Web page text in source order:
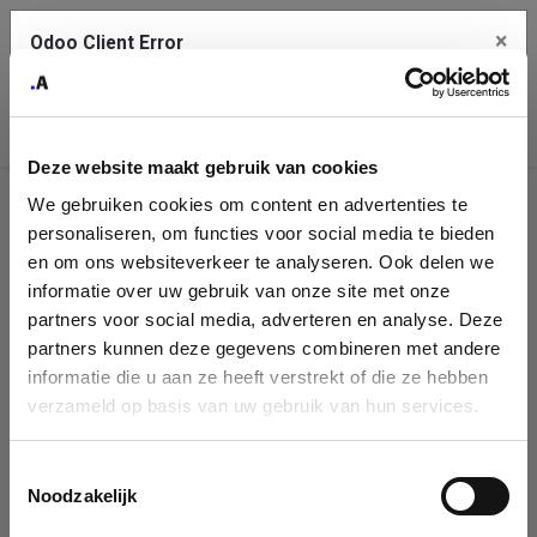
Deze website maakt gebruik van cookies
We gebruiken cookies om content en advertenties te
personaliseren, om functies voor social media te bieden
en om ons websiteverkeer te analyseren. Ook delen we
informatie over uw gebruik van onze site met onze
partners voor social media, adverteren en analyse. Deze
partners kunnen deze gegevens combineren met andere
informatie die u aan ze heeft verstrekt of die ze hebben
verzameld op basis van uw gebruik van hun services.
Noodzakelijk
Company
Identification
Please fill in your company details
You can search a company in our database by name, VAT or
enterprise ID. When a company is selected it will auto-complete the
form. If you don't find your company in our database, you can create
Odoo Client Error ×
service.
See details
Ok